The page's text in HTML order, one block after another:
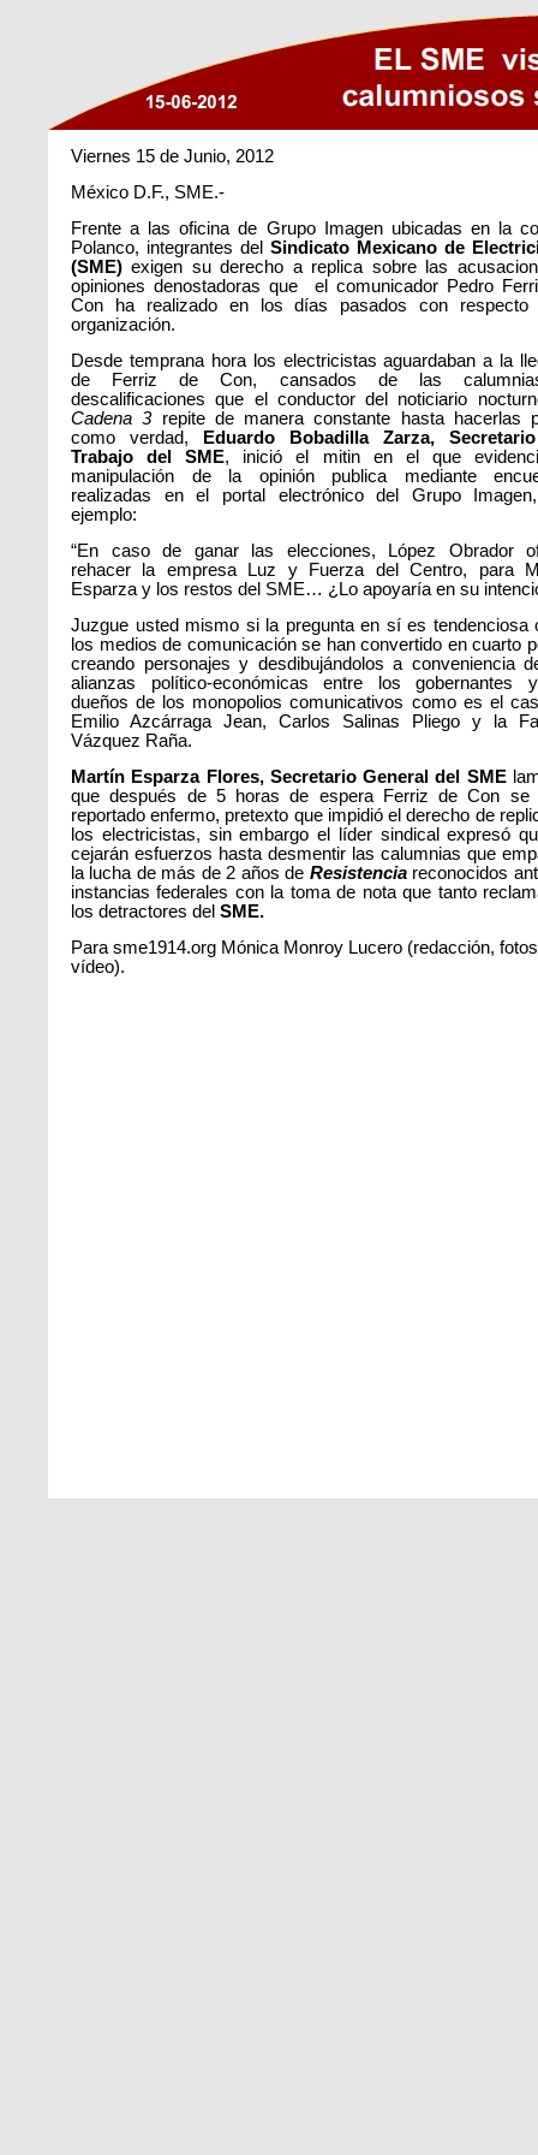
Viernes 15 de Junio, 2012
México D.F., SME.-
Frente a las oficina de Grupo Imagen ubicadas en la
Polanco, integrantes del Sindicato Mexicano de
(SME) exigen su derecho a replica sobre las
opiniones denostadoras que el comunicador Pedro
Con ha realizado en los días pasados con
organización.
Desde temprana hora los electricistas aguardaban a la
de Ferriz de Con, cansados de las
descalificaciones que el conductor del noticiario
Cadena 3repite de manera constante hasta hacerlas
como verdad,
Eduardo Bobadilla Zarza,
Trabajo del SME, inició el mitin en el que
manipulación de la opinión publica mediante
realizadas en el portal electrónico del Grupo
ejemplo:
“En caso de ganar las elecciones, López Obrador
rehacer la empresa Luz y Fuerza del Centro, para
Esparza y los restos del SME… ¿Lo apoyaría en su
Juzgue usted mismo si la pregunta en sí es tendenciosa
los medios de comunicación se han convertido en cuarto
creando personajes y desdibujándolos a conveniencia
alianzas político-económicas entre los gobernantes
dueños de los monopolios comunicativos como es el
Emilio Azcárraga Jean, Carlos Salinas Pliego y la
Vázquez Raña.
Martín Esparza Flores, Secretario General del SME
que después de 5 horas de espera Ferriz de Con se
reportado enfermo, pretexto que impidió el derecho de
los electricistas, sin embargo el líder sindical expresó
cejarán esfuerzos hasta desmentir las calumnias que
la lucha de más de 2 años de Resistenciareconocidos
instancias federales con la toma de nota que tanto
los detractores del SME.
Para sme1914.org Mónica Monroy Lucero (redacción,
vídeo).